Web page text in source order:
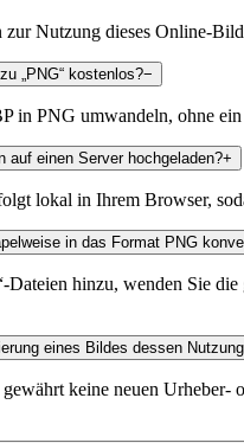
Nutzung dieses Online-
„PNG“ kostenlos?−
in PNG umwandeln, ohne
auf einen Server hochgeladen?+
lokal in Ihrem Browser,
in das Format PNG
Dateien hinzu, wenden Sie
eines Bildes dessen
keine neuen Urheber-